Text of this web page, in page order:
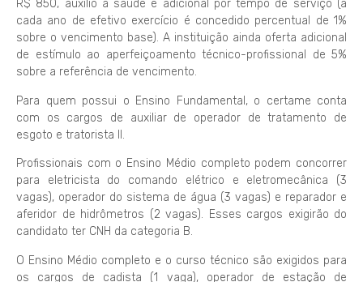
R$ 850, auxílio à saúde e adicional por tempo de serviço (a
cada ano de efetivo exercício é concedido percentual de 1%
sobre o vencimento base). A instituição ainda oferta adicional
de estímulo ao aperfeiçoamento técnico-profissional de 5%
sobre a referência de vencimento.
Para quem possui o Ensino Fundamental, o certame conta
com os cargos de auxiliar de operador de tratamento de
esgoto e tratorista II.
Profissionais com o Ensino Médio completo podem concorrer
para eletricista do comando elétrico e eletromecânica (3
vagas), operador do sistema de água (3 vagas) e reparador e
aferidor de hidrômetros (2 vagas). Esses cargos exigirão do
candidato ter CNH da categoria B.
O Ensino Médio completo e o curso técnico são exigidos para
os cargos de cadista (1 vaga), operador de estação de